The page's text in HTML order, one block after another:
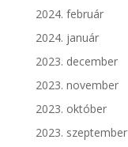
2024. február
2024. január
2023. december
2023. november
2023. október
2023. szeptember